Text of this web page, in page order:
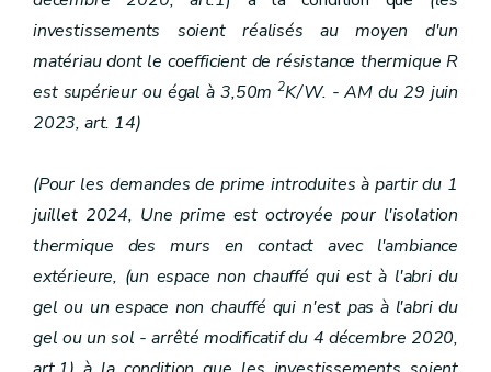
investissements soient réalisés au moyen d'un
matériau dont le coefficient de résistance thermique R
est supérieur ou égal à 3,50m2K/W. - AM du 29 juin
2023, art. 14)
(Pour les demandes de prime introduites à partir du 1
juillet 2024, Une prime est octroyée pour l'isolation
thermique des murs en contact avec l'ambiance
extérieure, (un espace non chauffé qui est à l'abri du
gel ou un espace non chauffé qui n'est pas à l'abri du
gel ou un sol - arrêté modificatif du 4 décembre 2020,